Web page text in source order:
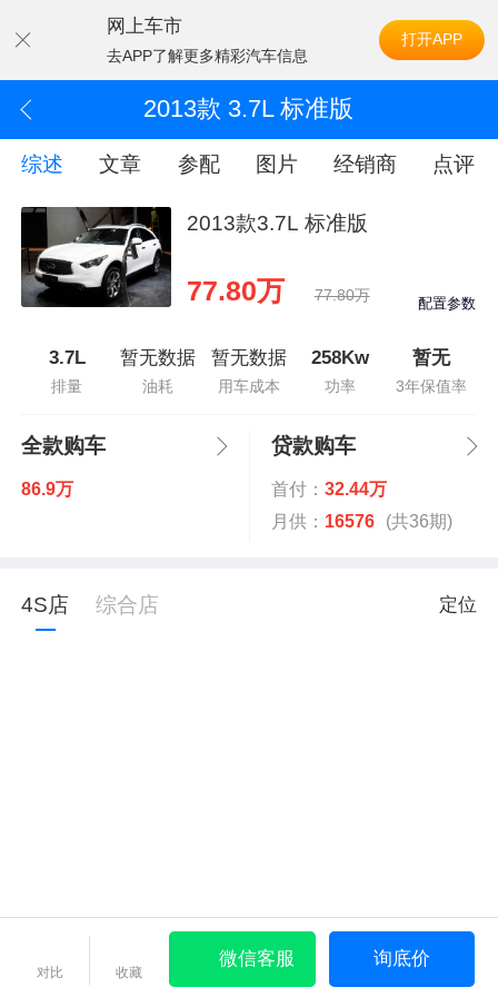
网上车市
去APP了解更多精彩汽车信息
打开APP
2013款 3.7L 标准版
综述 文章 参配 图片 经销商 点评
2013款3.7L 标准版
77.80万 77.80万 配置参数
3.7L
排量
暂无数据
油耗
暂无数据
用车成本
258Kw
功率
暂无
3年保值率
全款购车
86.9万
贷款购车
首付： 32.44万
月供： 16576 (共36期)
4S店 综合店 定位
对比 收藏
微信客服 询底价